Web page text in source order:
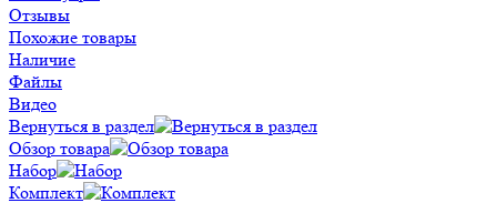
Отзывы
Похожие товары
Наличие
Файлы
Видео
Вернуться в раздел
Обзор товара
Набор
Комплект